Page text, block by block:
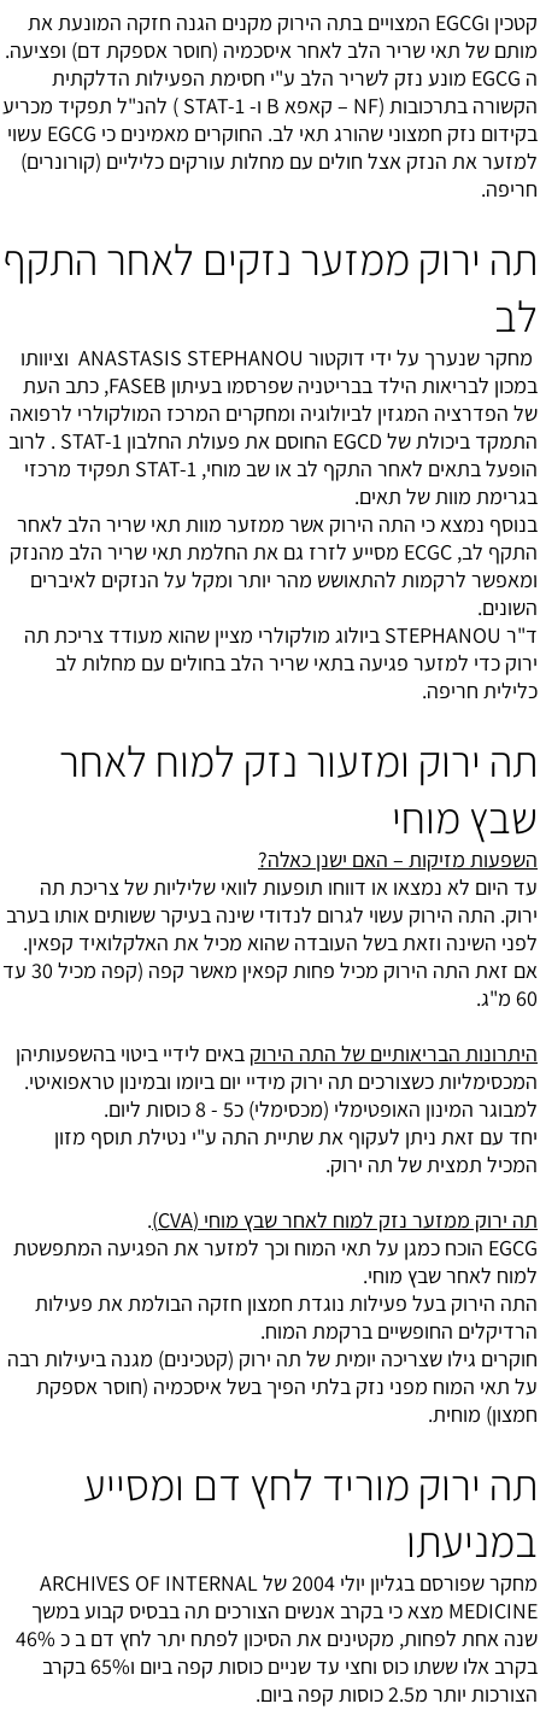
קטכין וEGCG המצויים בתה הירוק מקנים הגנה חזקה המונעת את
מותם של תאי שריר הלב לאחר איסכמיה (חוסר אספקת דם) ופציעה.
ה EGCG מונע נזק לשריר הלב ע"י חסימת הפעילות הדלקתית
הקשורה בתרכובות (NF – קאפא B ו- STAT-1 ) להנ"ל תפקיד מכריע
בקידום נזק חמצוני שהורג תאי לב. החוקרים מאמינים כי EGCG עשוי
למזער את הנזק אצל חולים עם מחלות עורקים כליליים (קורונרים)
חריפה.
תה ירוק ממזער נזקים לאחר התקף
לב
מחקר שנערך על ידי דוקטור ANASTASIS STEPHANOU וציוותו
במכון לבריאות הילד בבריטניה שפרסמו בעיתון FASEB, כתב העת
של הפדרציה המגזין לביולוגיה ומחקרים המרכז המולקולרי לרפואה
התמקד ביכולת של EGCD החוסם את פעולת החלבון STAT-1 . לרוב
הופעל בתאים לאחר התקף לב או שב מוחי, STAT-1 תפקיד מרכזי
בגרימת מוות של תאים.
בנוסף נמצא כי התה הירוק אשר ממזער מוות תאי שריר הלב לאחר
התקף לב, ECGC מסייע לזרז גם את החלמת תאי שריר הלב מהנזק
ומאפשר לרקמות להתאושש מהר יותר ומקל על הנזקים לאיברים
השונים.
ד"ר STEPHANOU ביולוג מולקולרי מציין שהוא מעודד צריכת תה
ירוק כדי למזער פגיעה בתאי שריר הלב בחולים עם מחלות לב
כלילית חריפה.
תה ירוק ומזעור נזק למוח לאחר
שבץ מוחי
השפעות מזיקות – האם ישנן כאלה?
עד היום לא נמצאו או דווחו תופעות לוואי שליליות של צריכת תה
ירוק. התה הירוק עשוי לגרום לנדודי שינה בעיקר ששותים אותו בערב
לפני השינה וזאת בשל העובדה שהוא מכיל את האלקלואיד קפאין.
אם זאת התה הירוק מכיל פחות קפאין מאשר קפה (קפה מכיל 30 עד
60 מ"ג.
היתרונות הבריאותיים של התה הירוק באים לידיי ביטוי בהשפעותיהן
המכסימליות כשצורכים תה ירוק מידיי יום ביומו ובמינון טראפואיטי.
למבוגר המינון האופטימלי (מכסימלי) כ5 - 8 כוסות ליום.
יחד עם זאת ניתן לעקוף את שתיית התה ע"י נטילת תוסף מזון
המכיל תמצית של תה ירוק.
תה ירוק ממזער נזק למוח לאחר שבץ מוחי (CVA)
.
EGCG הוכח כמגן על תאי המוח וכך למזער את הפגיעה המתפשטת
למוח לאחר שבץ מוחי.
התה הירוק בעל פעילות נוגדת חמצון חזקה הבולמת את פעילות
הרדיקלים החופשיים ברקמת המוח.
חוקרים גילו שצריכה יומית של תה ירוק (קטכינים) מגנה ביעילות רבה
על תאי המוח מפני נזק בלתי הפיך בשל איסכמיה (חוסר אספקת
חמצון) מוחית.
תה ירוק מוריד לחץ דם ומסייע
במניעתו
מחקר שפורסם בגליון יולי 2004 של ARCHIVES OF INTERNAL
MEDICINE מצא כי בקרב אנשים הצורכים תה בבסיס קבוע במשך
שנה אחת לפחות, מקטינים את הסיכון לפתח יתר לחץ דם ב כ 46%
בקרב אלו ששתו כוס וחצי עד שניים כוסות קפה ביום ו65% בקרב
הצורכות יותר מ2.5 כוסות קפה ביום.